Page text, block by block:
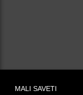
MALI SAVETI